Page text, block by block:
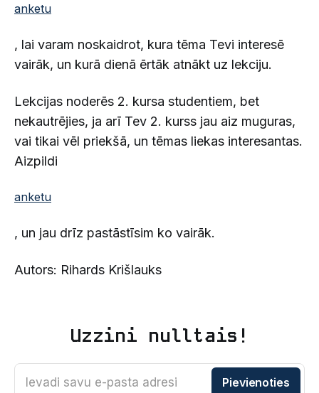
anketu
, lai varam noskaidrot, kura tēma Tevi interesē
vairāk, un kurā dienā ērtāk atnākt uz lekciju.
Lekcijas noderēs 2. kursa studentiem, bet
nekautrējies, ja arī Tev 2. kurss jau aiz muguras,
vai tikai vēl priekšā, un tēmas liekas interesantas.
Aizpildi
anketu
, un jau drīz pastāstīsim ko vairāk.
Autors: Rihards Krišlauks
Uzzini nulltais!
Ievadi savu e-pasta adresi Pievienoties